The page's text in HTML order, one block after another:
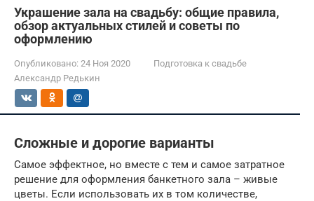
Украшение зала на свадьбу: общие правила,
обзор актуальных стилей и советы по
оформлению
Опубликовано: 24 Ноя 2020
Подготовка к свадьбе
Александр Редькин
Сложные и дорогие варианты
Самое эффектное, но вместе с тем и самое затратное
решение для оформления банкетного зала – живые
цветы. Если использовать их в том количестве,